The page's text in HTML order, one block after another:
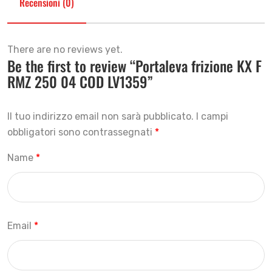
There are no reviews yet.
Be the first to review “Portaleva frizione KX F
RMZ 250 04 COD LV1359”
Il tuo indirizzo email non sarà pubblicato.
I campi
obbligatori sono contrassegnati *
Name *
Email *